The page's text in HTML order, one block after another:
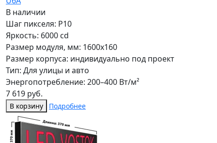
В наличии
Шаг пикселя: P10
Яркость: 6000 cd
Размер модуля, мм: 1600x160
Размер корпуса: индивидуально под проект
Тип: Для улицы и авто
Энергопотребление: 200–400 Вт/м²
7 619 руб.
В корзину Подробнее